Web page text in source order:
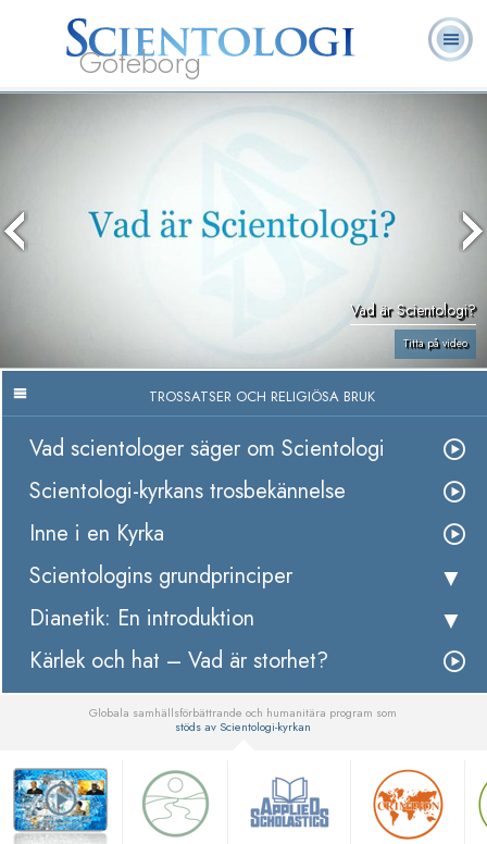
Göteborg
Vad är Scientologi?
Titta på video
TROSSATSER OCH RELIGIÖSA BRUK
Vad scientologer säger om Scientologi
Scientologi-kyrkans trosbekännelse
Inne i en Kyrka
Scientologins grundprinciper
Dianetik: En introduktion
Kärlek och hat – Vad är storhet?
Globala samhällsförbättrande och humanitära program som
stöds av Scientologi-kyrkan